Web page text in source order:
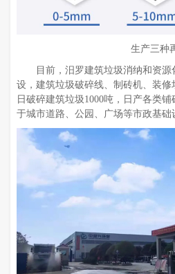
生产三种
目前，汨罗建筑垃圾消纳和资
设，建筑垃圾破碎线、制砖机、装
日破碎建筑垃圾1000吨，日产各类
于城市道路、公园、广场等市政基础